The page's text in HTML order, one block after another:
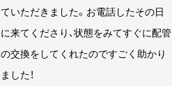
ていただきました。お電話したその日
に来てくださり、状態をみてすぐに配管
の交換をしてくれたのですごく助かり
ました！